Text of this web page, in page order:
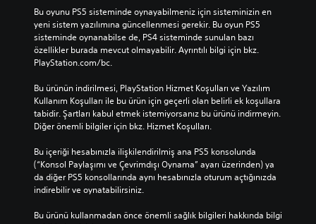
Bu oyunu PS5 sisteminde oynayabilmeniz için sisteminizin en
yeni sistem yazılımına güncellenmesi gerekir. Bu oyun PS5
sisteminde oynanabilse de, PS4 sisteminde sunulan bazı
özellikler burada mevcut olmayabilir. Ayrıntılı bilgi için bkz.
PlayStation.com/bc.
Bu ürünün indirilmesi, PlayStation Hizmet Koşulları ve Yazılım
Kullanım Koşulları ile bu ürün için geçerli olan belirli ek koşullara
tabidir. Şartları kabul etmek istemiyorsanız bu ürünü indirmeyin.
Diğer önemli bilgiler için bkz. Hizmet Koşulları.
Bu içeriği hesabınızla ilişkilendirilmiş ana PS5 konsolunda
(“Konsol Paylaşımı ve Çevrimdışı Oynama” ayarı üzerinden) ya
da diğer PS5 konsollarında aynı hesabınızla oturum açtığınızda
indirebilir ve oynatabilirsiniz.
Bu ürünü kullanmadan önce önemli sağlık bilgileri hakkında bilgi